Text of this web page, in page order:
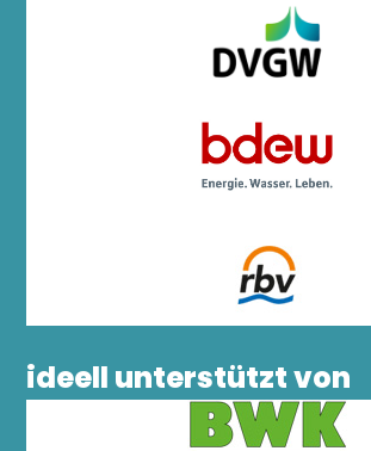
ideell unterstützt von